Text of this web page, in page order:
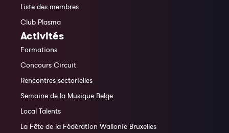
Liste des membres
Club Plasma
Activités
Formations
Concours Circuit
Rencontres sectorielles
Semaine de la Musique Belge
Local Talents
La Fête de la Fédération Wallonie Bruxelles